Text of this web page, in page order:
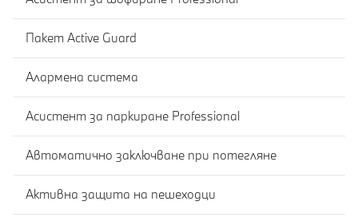
Пакет Active Guard
Алармена система
Асистент за паркиране Professional
Автоматично заключване при потегляне
Активна защита на пешеходци